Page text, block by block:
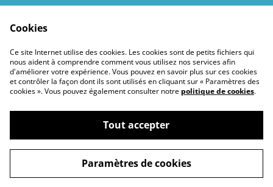
Politiques Site
Confidentialité des
cookies
©2026Moustickat Cie
powered by
Cookies
Ce site Internet utilise des cookies. Les cookies sont de petits fichiers qui
nous aident à comprendre comment vous utilisez nos services afin
d'améliorer votre expérience. Vous pouvez en savoir plus sur ces cookies
et contrôler la façon dont ils sont utilisés en cliquant sur « Paramètres des
cookies ». Vous pouvez également consulter notre politique de cookies.
Tout accepter
Paramètres de cookies